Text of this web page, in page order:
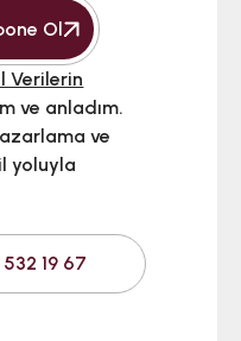
Ol
Verilerin
ve anladım.
ve
yoluyla
19 67